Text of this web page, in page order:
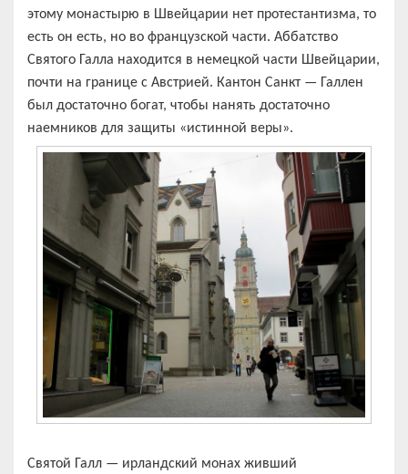
этому монастырю в Швейцарии нет протестантизма, то
есть он есть, но во французской части. Аббатство
Святого Галла находится в немецкой части Швейцарии,
почти на границе с Австрией. Кантон Санкт — Галлен
был достаточно богат, чтобы нанять достаточно
наемников для защиты «истинной веры».
Святой Галл — ирландский монах живший